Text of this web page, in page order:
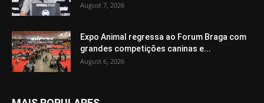
August 7, 2026
Expo Animal regressa ao Forum Braga com
grandes competições caninas e...
August 6, 2026